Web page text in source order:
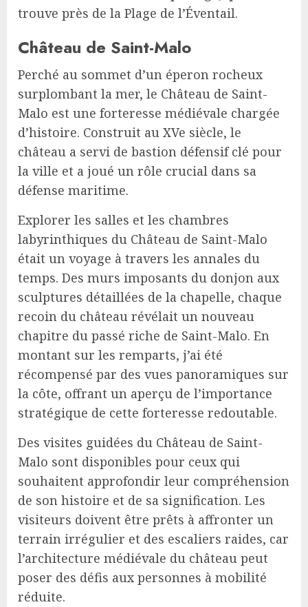
trouve près de la Plage de l’Éventail.
Château de Saint-Malo
Perché au sommet d’un éperon rocheux
surplombant la mer, le Château de Saint-
Malo est une forteresse médiévale chargée
d’histoire. Construit au XVe siècle, le
château a servi de bastion défensif clé pour
la ville et a joué un rôle crucial dans sa
défense maritime.
Explorer les salles et les chambres
labyrinthiques du Château de Saint-Malo
était un voyage à travers les annales du
temps. Des murs imposants du donjon aux
sculptures détaillées de la chapelle, chaque
recoin du château révélait un nouveau
chapitre du passé riche de Saint-Malo. En
montant sur les remparts, j’ai été
récompensé par des vues panoramiques sur
la côte, offrant un aperçu de l’importance
stratégique de cette forteresse redoutable.
Des visites guidées du Château de Saint-
Malo sont disponibles pour ceux qui
souhaitent approfondir leur compréhension
de son histoire et de sa signification. Les
visiteurs doivent être prêts à affronter un
terrain irrégulier et des escaliers raides, car
l’architecture médiévale du château peut
poser des défis aux personnes à mobilité
réduite.